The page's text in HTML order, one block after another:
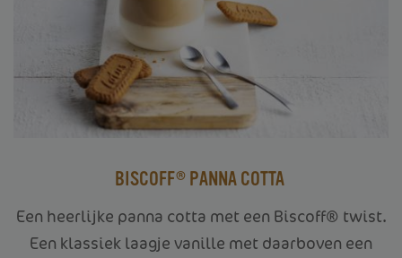
BISCOFF® PANNA COTTA
Een heerlijke panna cotta met een Biscoff® twist.
Een klassiek laagje vanille met daarboven een